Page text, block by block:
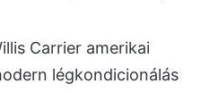
Carrier amerikai
légkondicionálás